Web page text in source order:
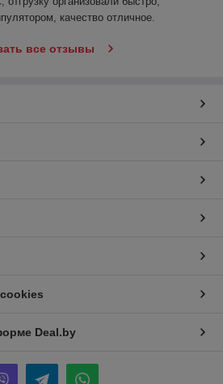
качество отличное.
все отзывы
Deal.by